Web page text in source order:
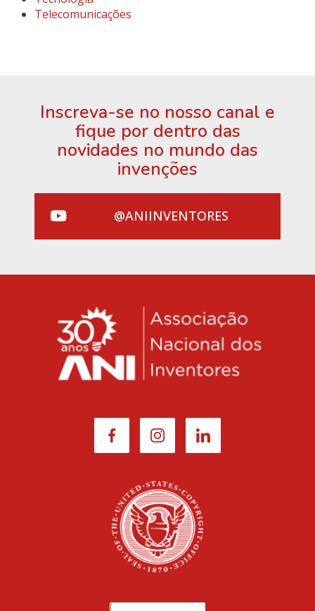
Telecomunicações
Inscreva-se no nosso canal e
fique por dentro das
novidades no mundo das
invenções
@ANIINVENTORES